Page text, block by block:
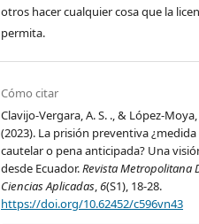
otros hacer cualquier cosa que la
permita.
Cómo citar
Clavijo-Vergara, A. S. ., & López-Moya,
(2023). La prisión preventiva ¿medida
cautelar o pena anticipada? Una
desde Ecuador.Revista Metropolitana
Ciencias Aplicadas,6(S1), 18-28.
https://doi.org/10.62452/c596vn43